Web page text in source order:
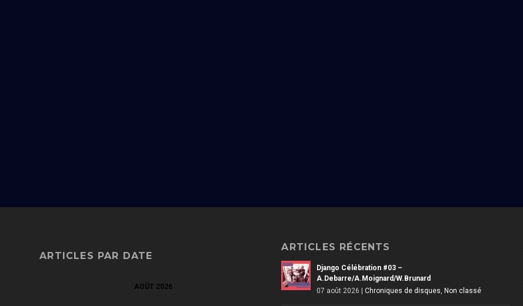
ARTICLES PAR DATE
AOÛT 2026
ARTICLES RÉCENTS
Django Célébration #03 –
A.Debarre/A.Moignard/W.Brunard
07 août 2026 |Chroniques de disques ,Non classé